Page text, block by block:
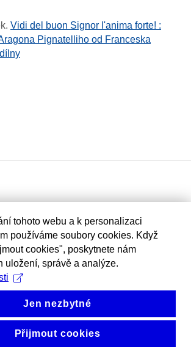
. Vidi del buon Signor l'anima forte! :
Pignatelliho od Franceska
tohoto webu a k personalizaci
používáme soubory cookies. Když
cookies", poskytnete nám
uložení, správě a analýze.
Jen nezbytné
Přijmout cookies